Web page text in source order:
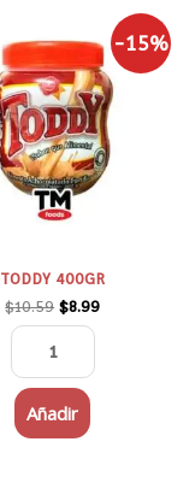
-15%
TODDY 400GR
$10.59
precio
original
era:
$10.59.
$8.99
precio
actual
es:
$8.99.
400GR
cantidad
Añadir